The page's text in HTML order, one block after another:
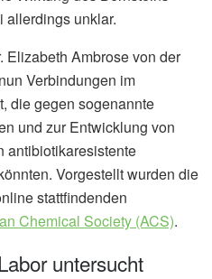
allerdings unklar.
Elizabeth Ambrose von der
Verbindungen im
die gegen sogenannte
und zur Entwicklung von
antibiotikaresistente
Vorgestellt wurden die
stattfindenden
Chemical Society (ACS).
untersucht